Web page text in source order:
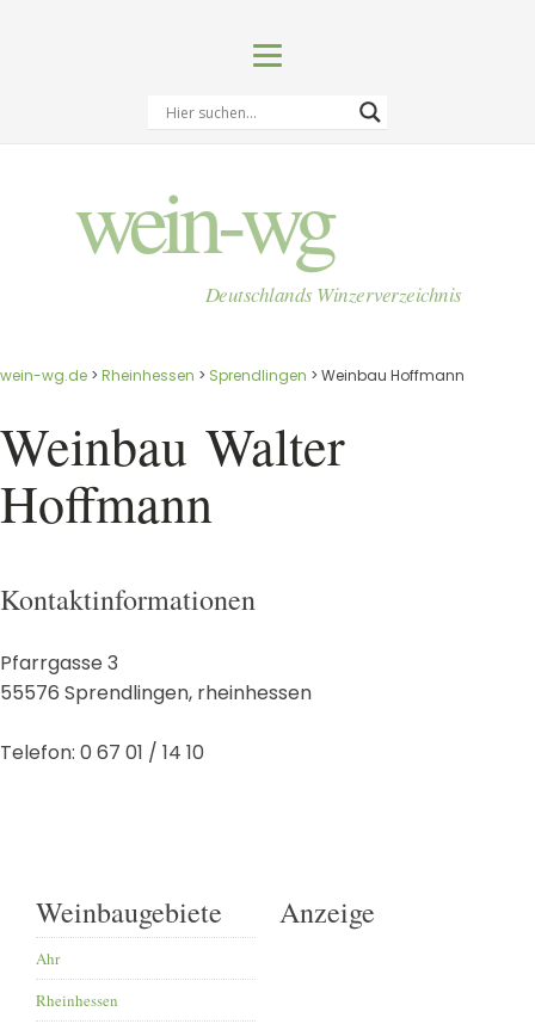
wein-wg
Deutschlands Winzerverzeichnis
wein-wg.de > Rheinhessen > Sprendlingen > Weinbau Hoffmann
Weinbau Walter
Hoffmann
Kontaktinformationen
Pfarrgasse 3
55576 Sprendlingen, rheinhessen
Telefon: 0 67 01 / 14 10
Weinbaugebiete
Ahr
Rheinhessen
Anzeige